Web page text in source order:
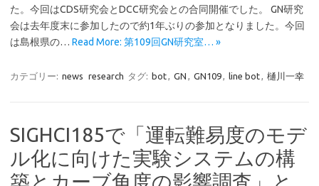
た。今回はCDS研究会とDCC研究会との合同開催でした。 GN研究
会は去年度末に参加したので約1年ぶりの参加となりました。今回
は島根県の… Read More: 第109回GN研究室… »
カテゴリー: news research タグ: bot, GN , GN109, line bot, 樋川一幸
SIGHCI185で「運転難易度のモデ
ル化に向けた実験システムの構
築とカーブ角度の影響調査」と